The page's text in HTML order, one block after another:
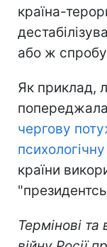
країна-
або ж
Як приклад,
чергову
країни
Термінові